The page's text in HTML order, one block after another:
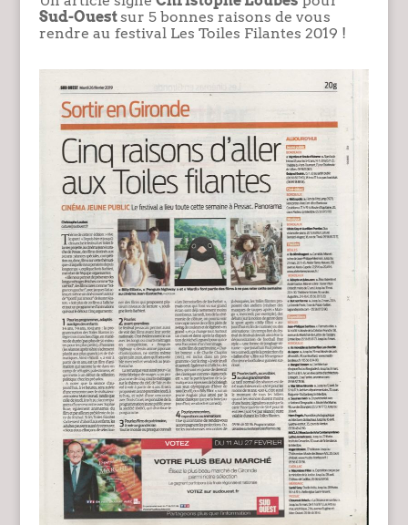
Sud-Ouestsur 5 bonnes raisons de vous
rendre au festival Les Toiles Filantes 2019 !